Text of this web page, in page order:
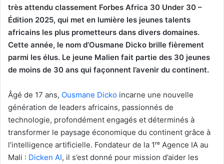
très attendu classement Forbes Africa 30 Under 30 –
Édition 2025, qui met en lumière les jeunes talents
africains les plus prometteurs dans divers domaines.
Cette année, le nom d’Ousmane Dicko brille fièrement
parmi les élus. Le jeune Malien fait partie des 30 jeunes
de moins de 30 ans qui façonnent l’avenir du continent.
Âgé de 17 ans, Ousmane Dicko incarne une nouvelle
génération de leaders africains, passionnés de
technologie, profondément engagés et déterminés à
transformer le paysage économique du continent grâce à
l’intelligence artificielle. Fondateur de la 1ʳᵉ Agence IA au
Mali : Dicken AI, il s’est donné pour mission d’aider les